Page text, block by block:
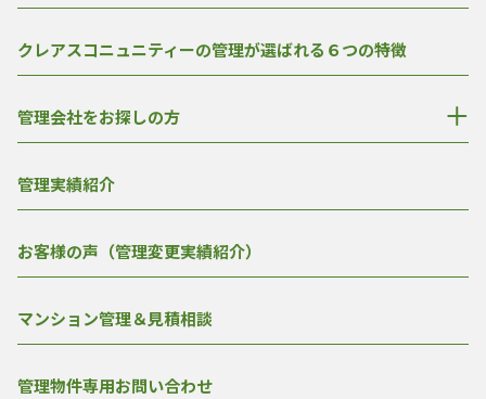
クレアスコニュニティーの管理が選ばれる６つの特徴
管理会社をお探しの方
管理実績紹介
お客様の声（管理変更実績紹介）
マンション管理＆見積相談
管理物件専用お問い合わせ